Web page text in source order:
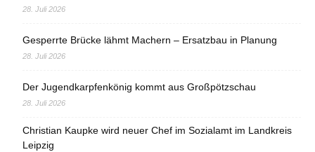
28. Juli 2026
Gesperrte Brücke lähmt Machern – Ersatzbau in Planung
28. Juli 2026
Der Jugendkarpfenkönig kommt aus Großpötzschau
28. Juli 2026
Christian Kaupke wird neuer Chef im Sozialamt im Landkreis
Leipzig